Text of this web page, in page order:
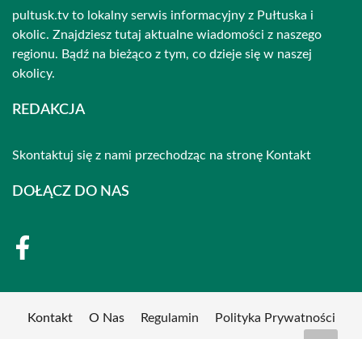
pultusk.tv to lokalny serwis informacyjny z Pułtuska i
okolic. Znajdziesz tutaj aktualne wiadomości z naszego
regionu. Bądź na bieżąco z tym, co dzieje się w naszej
okolicy.
REDAKCJA
Skontaktuj się z nami przechodząc na stronę Kontakt
DOŁĄCZ DO NAS
Kontakt O Nas Regulamin Polityka Prywatności